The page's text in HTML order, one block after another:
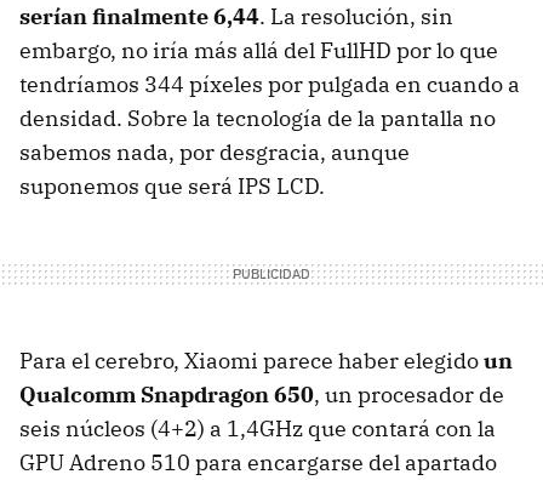
serían finalmente 6,44. La resolución, sin
embargo, no iría más allá del FullHD por lo que
tendríamos 344 píxeles por pulgada en cuando a
densidad. Sobre la tecnología de la pantalla no
sabemos nada, por desgracia, aunque
suponemos que será IPS LCD.
Para el cerebro, Xiaomi parece haber elegidoun
Qualcomm Snapdragon 650, un procesador de
seis núcleos (4+2) a 1,4GHz que contará con la
GPU Adreno 510 para encargarse del apartado